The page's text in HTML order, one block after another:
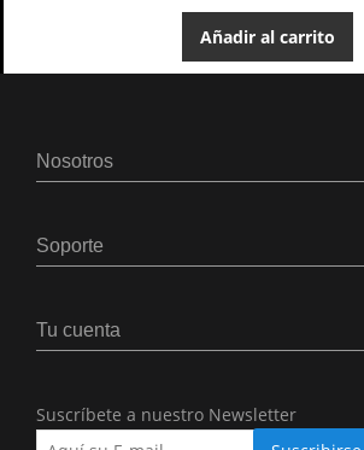
Añadir al carrito
Nosotros
Soporte
Tu cuenta
Suscríbete a nuestro Newsletter